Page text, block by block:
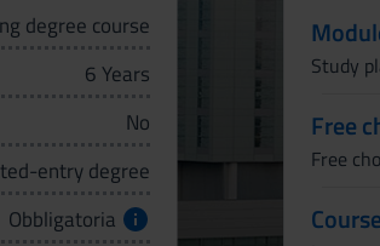
degree course
6 Years
No
entry degree
Obbligatoria
Study
Free
Free